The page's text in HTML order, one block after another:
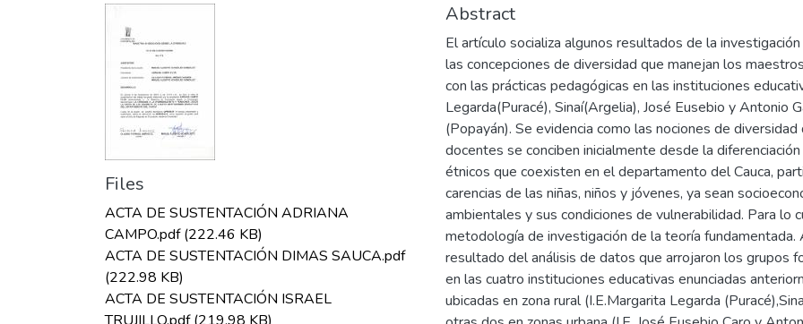
Files
ACTA DE SUSTENTACIÓN ADRIANA
CAMPO.pdf(222.46 KB)
ACTA DE SUSTENTACIÓN DIMAS SAUCA.pdf
(222.98 KB)
ACTA DE SUSTENTACIÓN ISRAEL
Abstract
El artículo socializa algunos resultados de la
las concepciones de diversidad que manejan los
con las prácticas pedagógicas en las instituciones
Legarda(Puracé), Sinaí(Argelia), José Eusebio y Antonio
(Popayán). Se evidencia como las nociones de
docentes se conciben inicialmente desde la
étnicos que coexisten en el departamento del Cauca,
carencias de las niñas, niños y jóvenes, ya sean
ambientales y sus condiciones de vulnerabilidad. Para lo
metodología de investigación de la teoría
resultado del análisis de datos que arrojaron los grupos
en las cuatro instituciones educativas enunciadas
ubicadas en zona rural (I.E.Margarita Legarda